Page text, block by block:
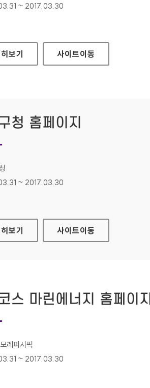
:
~ 2017.03.30
보건소 홈페이지
보기 사이트이동
청 홈페이지
:
~ 2017.03.30
청 홈페이지
보기 사이트이동
스 마린에너지 홈페이지
레퍼시픽
:
~ 2017.03.30